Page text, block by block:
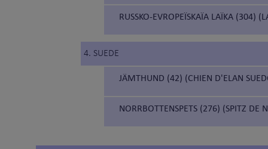
RUSSKO-EVROPEÏSKAÏA LAÏKA (304)
4. SUEDE
JÄMTHUND (42) (CHIEN D'ELAN
NORRBOTTENSPETS (276) (SPITZ DE